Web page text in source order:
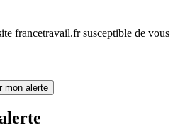
francetravail.fr susceptible de vous
mon alerte